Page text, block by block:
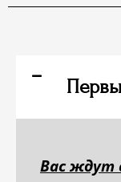
Вас ждут